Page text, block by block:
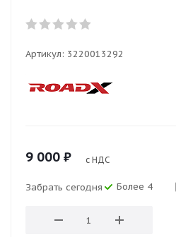
Артикул: 3220013292
9 000 ₽ с НДС
Забрать сегодня Более 4